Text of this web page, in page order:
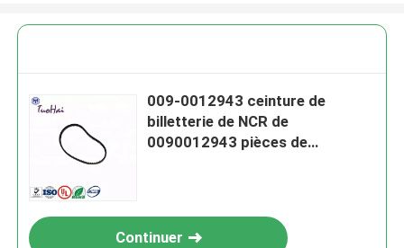
009-0012943 ceinture de
billetterie de NCR de
0090012943 pièces de
Continuer